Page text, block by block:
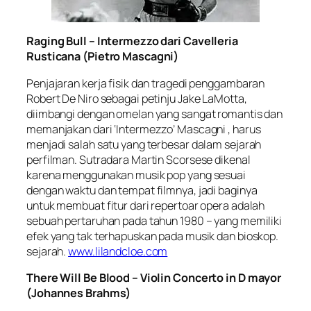
Raging Bull – Intermezzo dari Cavelleria
Rusticana (Pietro Mascagni)
Penjajaran kerja fisik dan tragedi penggambaran
Robert De Niro sebagai petinju Jake LaMotta,
diimbangi dengan omelan yang sangat romantis dan
memanjakan dari ‘Intermezzo’ Mascagni , harus
menjadi salah satu yang terbesar dalam sejarah
perfilman. Sutradara Martin Scorsese dikenal
karena menggunakan musik pop yang sesuai
dengan waktu dan tempat filmnya, jadi baginya
untuk membuat fitur dari repertoar opera adalah
sebuah pertaruhan pada tahun 1980 – yang memiliki
efek yang tak terhapuskan pada musik dan bioskop.
sejarah.www.lilandcloe.com
There Will Be Blood – Violin Concerto in D mayor
(Johannes Brahms)